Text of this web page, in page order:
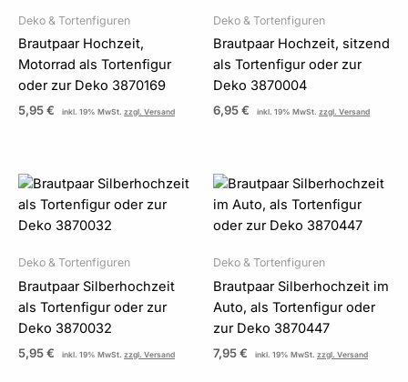
Deko & Tortenfiguren
Brautpaar Hochzeit,
Motorrad als Tortenfigur
oder zur Deko 3870169
5,95€ inkl. 19% MwSt. zzgl. Versand
Deko & Tortenfiguren
Brautpaar Hochzeit, sitzend
als Tortenfigur oder zur
Deko 3870004
6,95€ inkl. 19% MwSt. zzgl. Versand
Deko & Tortenfiguren
Brautpaar Silberhochzeit
als Tortenfigur oder zur
Deko 3870032
5,95€ inkl. 19% MwSt. zzgl. Versand
Deko & Tortenfiguren
Brautpaar Silberhochzeit im
Auto, als Tortenfigur oder
zur Deko 3870447
7,95€ inkl. 19% MwSt. zzgl. Versand